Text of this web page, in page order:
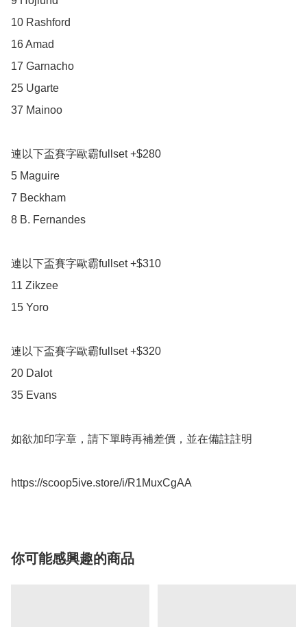
10 Rashford
16 Amad
17 Garnacho
25 Ugarte
37 Mainoo
連以下盃賽字歐霸fullset +$280
5 Maguire
7 Beckham
8 B. Fernandes
連以下盃賽字歐霸fullset +$310
11 Zikzee
15 Yoro
連以下盃賽字歐霸fullset +$320
20 Dalot
35 Evans
如欲加印字章，請下單時再補差價，並在備註註明
你可能感興趣的商品